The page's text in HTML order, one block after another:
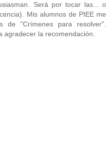
Será por tocar las... o
Mis alumnos de PIEE me
de "Crímenes para resolver".
agradecer la recomendación.